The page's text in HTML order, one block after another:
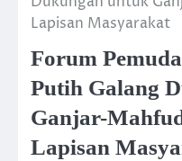
Lapisan Masyarakat
Forum
Putih Galang
Ganjar-
Lapisan